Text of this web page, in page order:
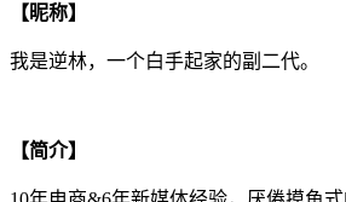
【昵称】
我是逆林，一个白手起家的副二代。
【简介】